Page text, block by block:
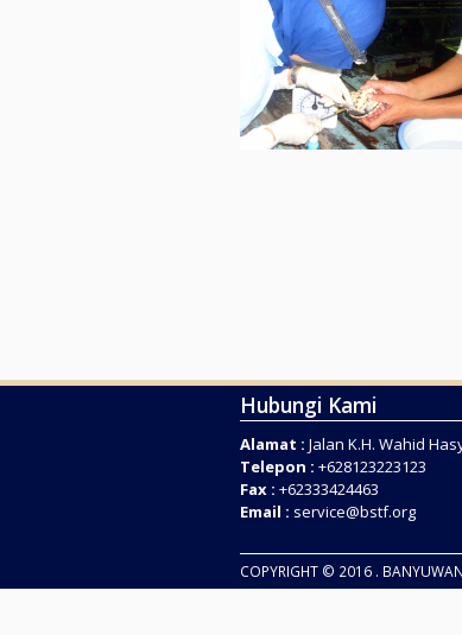
Hubungi Kami
Alamat : Jalan K.H. Wahid
Telepon : +628123223123
Fax : +62333424463
Email : service@bstf.org
COPYRIGHT © 2016 .